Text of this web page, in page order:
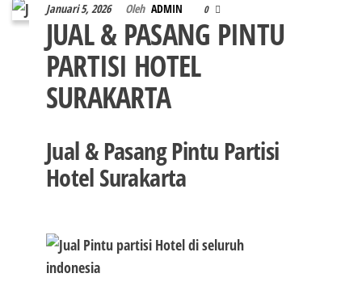
Januari 5, 2026 Oleh ADMIN 0
JUAL & PASANG PINTU
PARTISI HOTEL
SURAKARTA
Jual & Pasang Pintu Partisi
Hotel Surakarta